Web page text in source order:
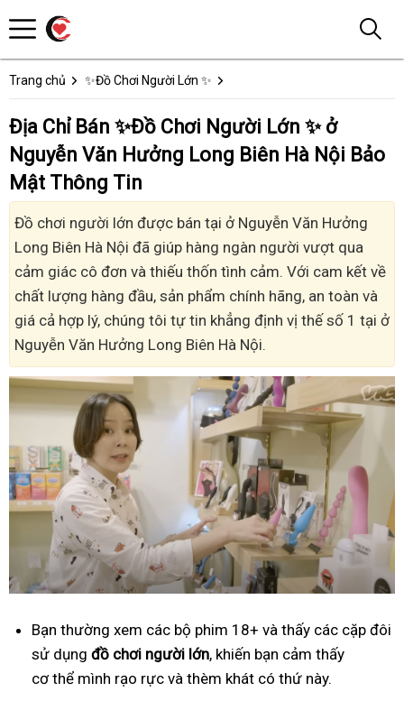
Trang chủ ✨Đồ Chơi Người Lớn ✨
Địa Chỉ Bán ✨Đồ Chơi Người Lớn ✨ ở
Nguyễn Văn Hưởng Long Biên Hà Nội Bảo
Mật Thông Tin
Đồ chơi người lớn được bán tại ở Nguyễn Văn Hưởng
Long Biên Hà Nội đã giúp hàng ngàn người vượt qua
cảm giác cô đơn và thiếu thốn tình cảm. Với cam kết về
chất lượng hàng đầu, sản phẩm chính hãng, an toàn và
giá cả hợp lý, chúng tôi tự tin khẳng định vị thế số 1 tại ở
Nguyễn Văn Hưởng Long Biên Hà Nội.
Bạn thường xem các bộ phim 18+ và thấy các cặp đôi
sử dụng đồ chơi người lớn, khiến bạn cảm thấy
cơ thể mình rạo rực và thèm khát có thứ này.